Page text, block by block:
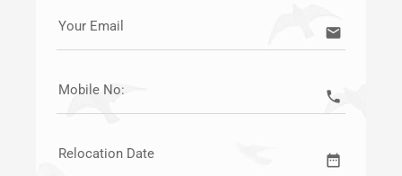
Your Email email
Mobile No: call
Relocation Date date_range